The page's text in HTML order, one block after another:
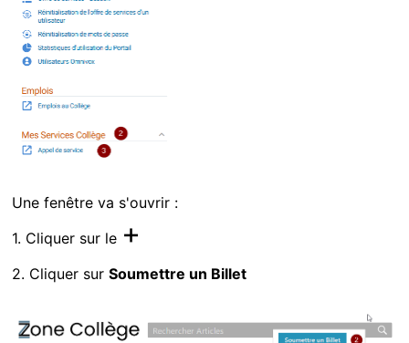
Une fenêtre va s'ouvrir :
1. Cliquer sur le +
2. Cliquer sur Soumettre un Billet